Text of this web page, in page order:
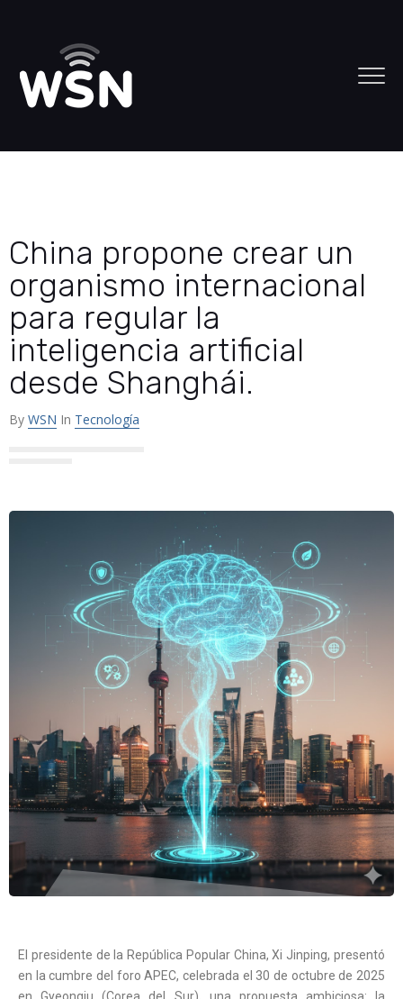
China propone crear un
organismo internacional
para regular la
inteligencia artificial
desde Shanghái.
By WSN In Tecnología
El presidente de la República Popular China, Xi Jinping, presentó
en la cumbre del foro APEC, celebrada el 30 de octubre de 2025